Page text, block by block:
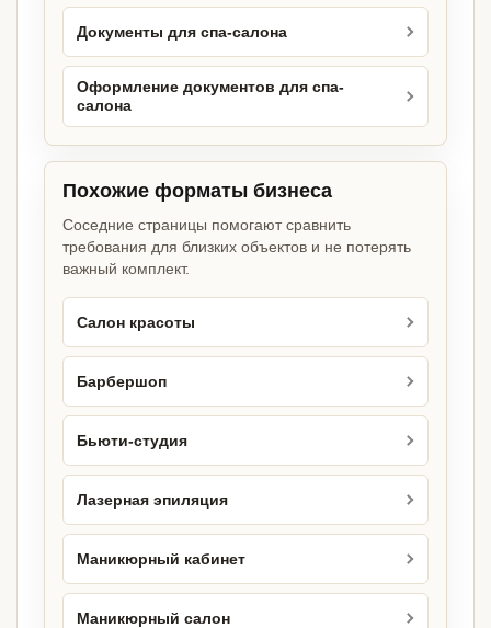
Документы для спа-салона
Оформление документов для спа-
салона
Похожие форматы бизнеса
Соседние страницы помогают сравнить
требования для близких объектов и не потерять
важный комплект.
Салон красоты
Барбершоп
Бьюти-студия
Лазерная эпиляция
Маникюрный кабинет
Маникюрный салон